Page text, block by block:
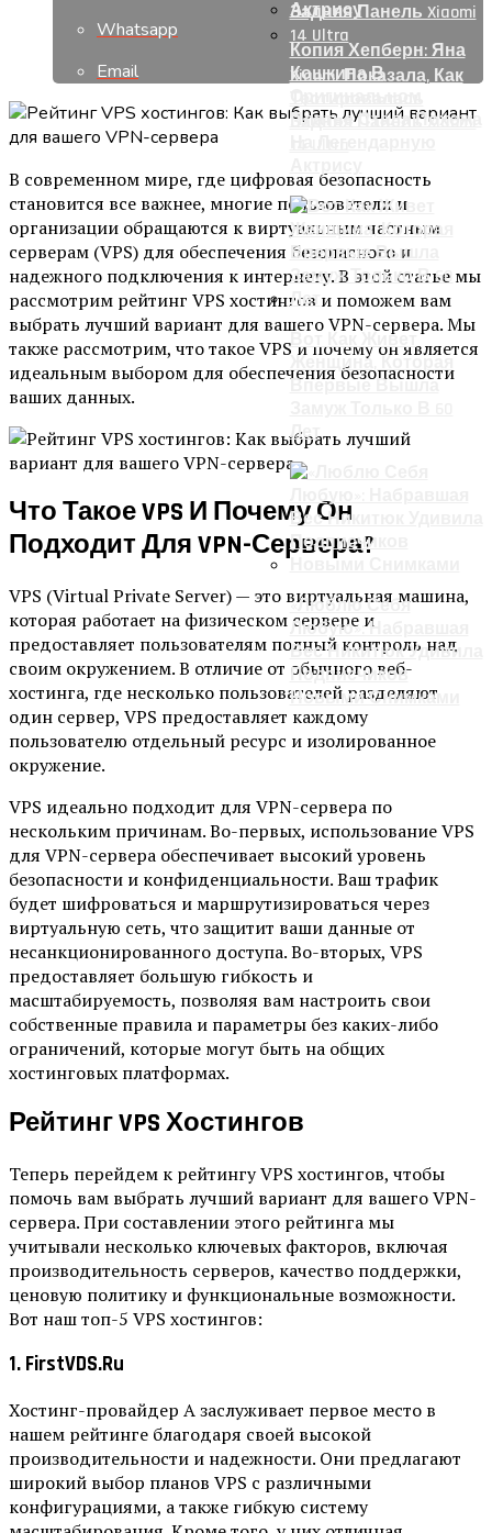
Копия Хепберн: Яна
Кошкина В
Платье Стала Похожа
Вот Как Живет
Женщина, Которая
Впервые Вышла
Лет
«Люблю Себя
Любую»: Набравшая
Вес Никитюк Удивила
Подписчиков
Новыми Снимками
Xiaomi Показала, Как
Задняя Панель Xiaomi
Whatsapp
Email
В современном мире, где цифровая безопасность
становится все важнее, многие пользователи и
организации обращаются к виртуальным частным
серверам (VPS) для обеспечения безопасного и
надежного подключения к интернету. В этой статье мы
рассмотрим рейтинг VPS хостингов и поможем вам
выбрать лучший вариант для вашего VPN-сервера. Мы
также рассмотрим, что такое VPS и почему он является
идеальным выбором для обеспечения безопасности
ваших данных.
Что Такое VPS И Почему Он
Подходит Для VPN-Сервера?
VPS (Virtual Private Server) — это виртуальная машина,
которая работает на физическом сервере и
предоставляет пользователям полный контроль над
своим окружением. В отличие от обычного веб-
хостинга, где несколько пользователей разделяют
один сервер, VPS предоставляет каждому
пользователю отдельный ресурс и изолированное
окружение.
VPS идеально подходит для VPN-сервера по
нескольким причинам. Во-первых, использование VPS
для VPN-сервера обеспечивает высокий уровень
безопасности и конфиденциальности. Ваш трафик
будет шифроваться и маршрутизироваться через
виртуальную сеть, что защитит ваши данные от
несанкционированного доступа. Во-вторых, VPS
предоставляет большую гибкость и
масштабируемость, позволяя вам настроить свои
собственные правила и параметры без каких-либо
ограничений, которые могут быть на общих
хостинговых платформах.
Рейтинг VPS Хостингов
Теперь перейдем к рейтингу VPS хостингов, чтобы
помочь вам выбрать лучший вариант для вашего VPN-
сервера. При составлении этого рейтинга мы
учитывали несколько ключевых факторов, включая
производительность серверов, качество поддержки,
ценовую политику и функциональные возможности.
Вот наш топ-5 VPS хостингов:
1. FirstVDS.ru
Хостинг-провайдер A заслуживает первое место в
нашем рейтинге благодаря своей высокой
производительности и надежности. Они предлагают
широкий выбор планов VPS с различными
конфигурациями, а также гибкую систему